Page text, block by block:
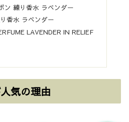
ン 練り香水 ラベンダー
香水 ラベンダー
LAVENDER IN RELIEF
気の理由